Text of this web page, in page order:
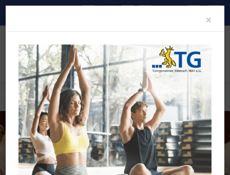
Sportangebot Sportangebote und Abteilungen Karate
×